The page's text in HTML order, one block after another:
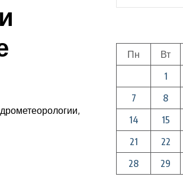
Пн Вт
1
7
8
14
15
21
22
28
29